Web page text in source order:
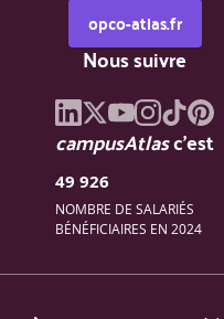
opco-atlas.fr
Nous suivre
campusAtlasc'est
49 926
NOMBRE DE SALARIÉS
BÉNÉFICIAIRES EN 2024